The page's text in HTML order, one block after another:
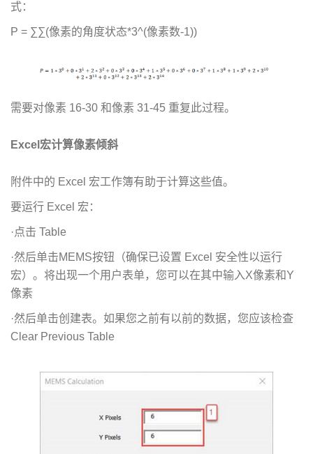
式：
P = ∑∑(像素的角度状态*3^(像素数-1))
需要对像素 16-30 和像素 31-45 重复此过程。
Excel宏计算像素倾斜
附件中的 Excel 宏工作簿有助于计算这些值。
要运行 Excel 宏：
·点击 Table
·然后单击MEMS按钮（确保已设置 Excel 安全性以运行
宏）。将出现一个用户表单，您可以在其中输入X像素和Y
像素
·然后单击创建表。如果您之前有以前的数据，您应该检查
Clear Previous Table